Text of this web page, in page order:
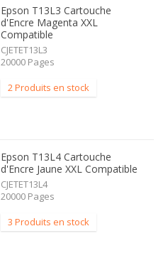
Epson T13L3 Cartouche
d'Encre Magenta XXL
Compatible
CJETET13L3
20000 Pages
2 Produits en stock
Epson T13L4 Cartouche
d'Encre Jaune XXL Compatible
CJETET13L4
20000 Pages
3 Produits en stock